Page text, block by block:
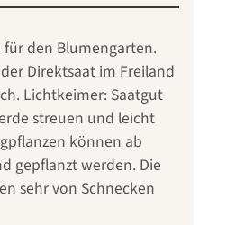
den Blumengarten.
Direktsaat im Freiland
Lichtkeimer: Saatgut
streuen und leicht
können ab
gepflanzt werden. Die
sehr von Schnecken